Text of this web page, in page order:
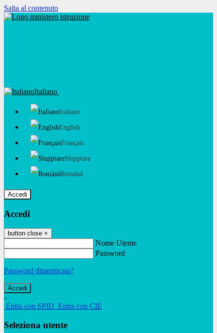
Salta al contenuto
Italiano
Italiano
English
Français
Shqiptare
Română
Accedi
Accedi
button close ×
Nome Utente
Password
Password dimenticata?
-
Entra con SPID Entra con CIE
Seleziona utente